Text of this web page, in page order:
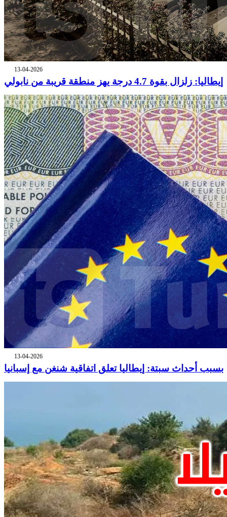
13-04-2026
إيطاليا: زلزال بقوة 4.7 درجة يهز منطقة قريبة من نابولي
13-04-2026
بسبب أحداث سبتة: إيطاليا تعلق اتفاقية شنغن مع إسبانيا